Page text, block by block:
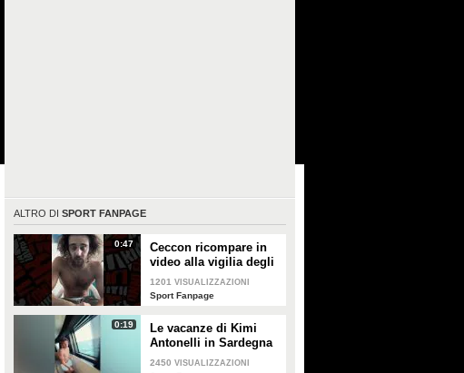
ALTRO DI SPORT FANPAGE
0:47
Ceccon ricompare in
video alla vigilia degli
Europei, è
irriconoscibile: "Io
1201 VISUALIZZAZIONI
Sport Fanpage
0:19
Le vacanze di Kimi
Antonelli in Sardegna
2450 VISUALIZZAZIONI